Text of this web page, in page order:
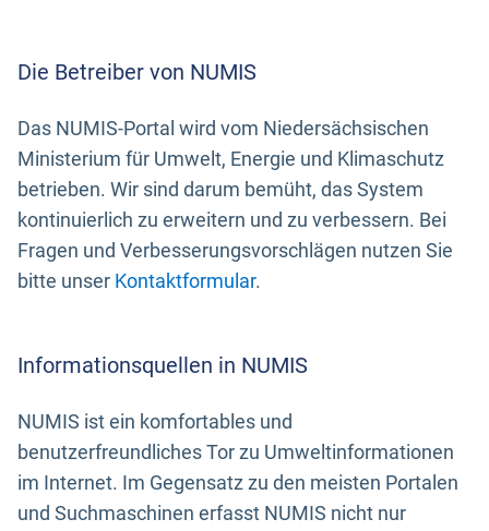
Die Betreiber von NUMIS
Das NUMIS-Portal wird vom Niedersächsischen
Ministerium für Umwelt, Energie und Klimaschutz
betrieben. Wir sind darum bemüht, das System
kontinuierlich zu erweitern und zu verbessern. Bei
Fragen und Verbesserungsvorschlägen nutzen Sie
bitte unser Kontaktformular.
Informationsquellen in NUMIS
NUMIS ist ein komfortables und
benutzerfreundliches Tor zu Umweltinformationen
im Internet. Im Gegensatz zu den meisten Portalen
und Suchmaschinen erfasst NUMIS nicht nur